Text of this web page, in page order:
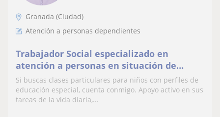
Granada (Ciudad)
Atención a personas dependientes
Trabajador Social especializado en
atención a personas en situación de
dependencia.
Si buscas clases particulares para niños con perfiles de
educación especial, cuenta conmigo. Apoyo activo en sus
tareas de la vida diaria,...